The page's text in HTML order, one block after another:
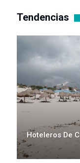
Tendencias
Hoteleros De